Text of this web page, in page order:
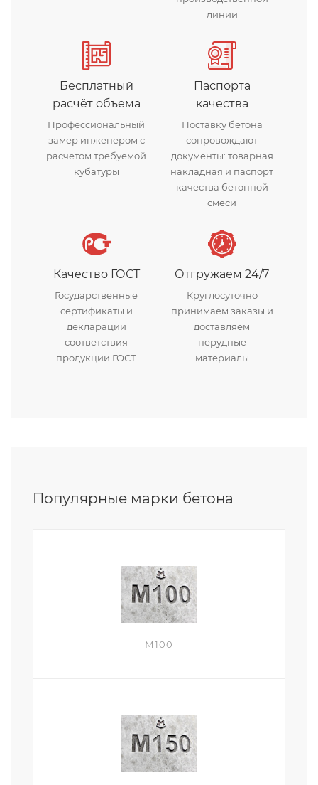
линии
Бесплатный
расчёт объема
Профессиональный
замер инженером с
расчетом требуемой
кубатуры
Паспорта
качества
Поставку бетона
сопровождают
документы: товарная
накладная и паспорт
качества бетонной
смеси
Качество ГОСТ
Государственные
сертификаты и
декларации
соответствия
продукции ГОСТ
Отгружаем 24/7
Круглосуточно
принимаем заказы и
доставляем
нерудные
материалы
Популярные марки бетона
М100